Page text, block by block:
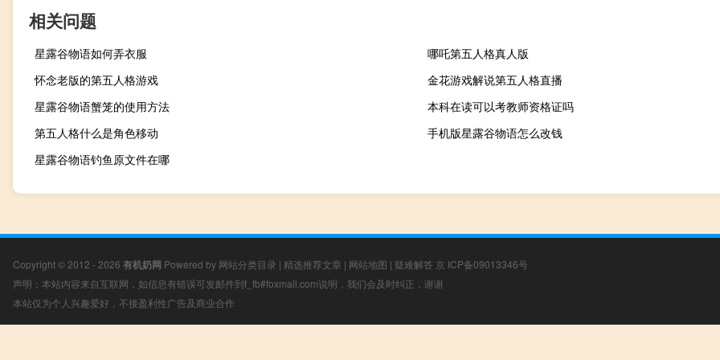
相关问题
星露谷物语如何弄衣服
哪吒第五人格真人版
怀念老版的第五人格游戏
金花游戏解说第五人格直播
星露谷物语蟹笼的使用方法
本科在读可以考教师资格证吗
第五人格什么是角色移动
手机版星露谷物语怎么改钱
星露谷物语钓鱼原文件在哪
Copyright © 2012 - 2026 有机奶网 Powered by 网站分类目录 | 精选推荐文章 | 网站地图 | 疑难解答 京 ICP备09013346号
声明：本站内容来自互联网，如信息有错误可发邮件到f_fb#foxmail.com说明，我们会及时纠正，谢谢
本站仅为个人兴趣爱好，不接盈利性广告及商业合作